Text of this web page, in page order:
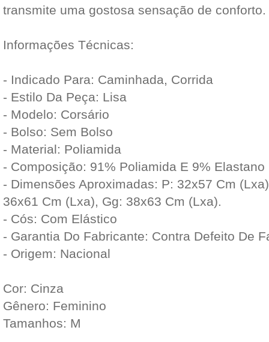
transmite uma gostosa sensação de conforto.
Informações Técnicas:
- Indicado Para: Caminhada, Corrida
- Estilo Da Peça: Lisa
- Modelo: Corsário
- Bolso: Sem Bolso
- Material: Poliamida
- Composição: 91% Poliamida E 9% Elastano
- Dimensões Aproximadas: P: 32x57 Cm
36x61 Cm (Lxa), Gg: 38x63 Cm (Lxa).
- Cós: Com Elástico
- Garantia Do Fabricante: Contra Defeito De
- Origem: Nacional
Cor: Cinza
Gênero: Feminino
Tamanhos: M